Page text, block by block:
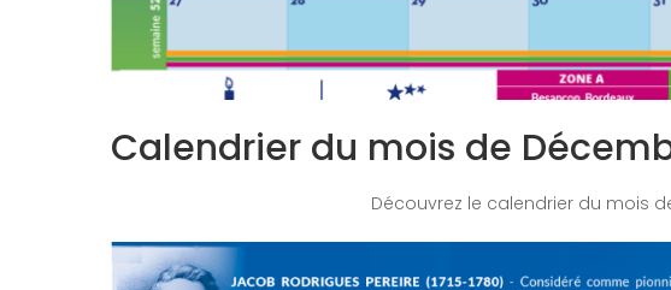
Calendrier du mois de
Découvrez le calendrier du mois